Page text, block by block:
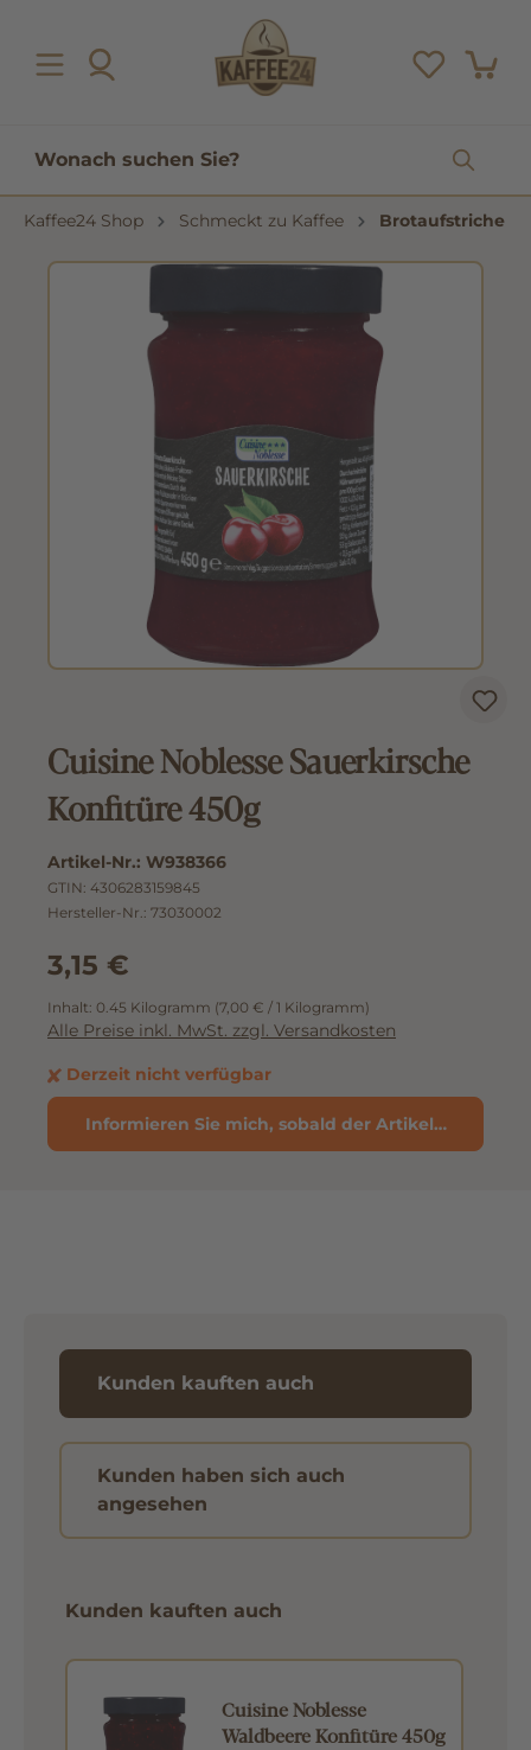
Kaffee24 Shop Schmeckt zu Kaffee Brotaufstriche
Cuisine Noblesse Sauerkirsche
Konfitüre 450g
Artikel-Nr.: W938366
GTIN: 4306283159845
Hersteller-Nr.: 73030002
3,15 €
Inhalt: 0.45 Kilogramm (7,00 € / 1 Kilogramm)
Alle Preise inkl. MwSt. zzgl. Versandkosten
Derzeit nicht verfügbar
Informieren Sie mich, sobald der Artikel verfügbar
Kunden kauften auch
Kunden haben sich auch
angesehen
Kunden kauften auch
Cuisine Noblesse
Waldbeere Konfitüre 450g